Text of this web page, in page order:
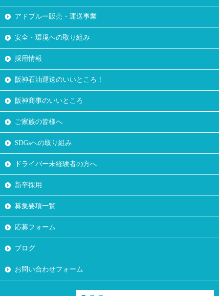
アドブルー販売・運送事業
安全・環境への取り組み
採用情報
阪神石油運送のいいところ！
阪神商事のいいところ
ご家族の皆様へ
SDGsへの取り組み
ドライバー未経験者の方へ
新卒採用
募集要項一覧
応募フォーム
ブログ
お問い合わせフォーム